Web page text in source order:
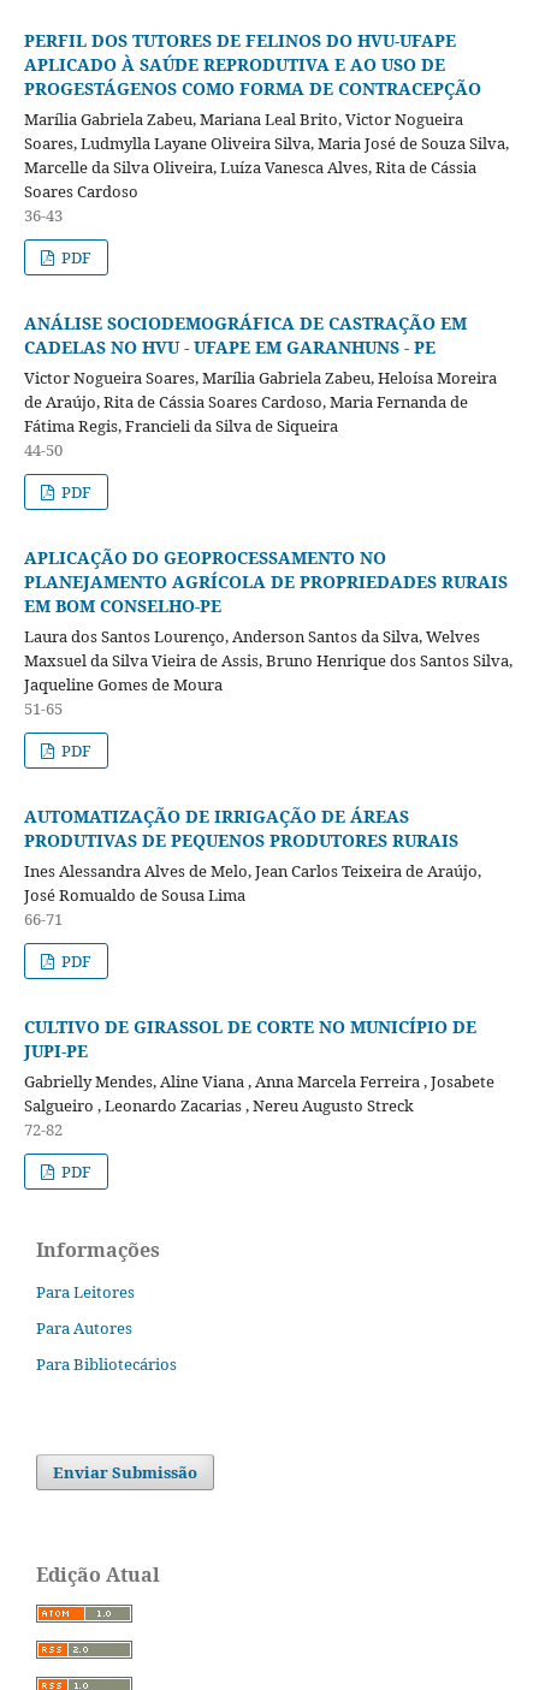
PERFIL DOS TUTORES DE FELINOS DO HVU-UFAPE
APLICADO À SAÚDE REPRODUTIVA E AO USO DE
PROGESTÁGENOS COMO FORMA DE CONTRACEPÇÃO
Marília Gabriela Zabeu, Mariana Leal Brito, Victor Nogueira
Soares, Ludmylla Layane Oliveira Silva, Maria José de Souza Silva,
Marcelle da Silva Oliveira, Luíza Vanesca Alves, Rita de Cássia
Soares Cardoso
36-43
PDF
ANÁLISE SOCIODEMOGRÁFICA DE CASTRAÇÃO EM
CADELAS NO HVU - UFAPE EM GARANHUNS - PE
Victor Nogueira Soares, Marília Gabriela Zabeu, Heloísa Moreira
de Araújo, Rita de Cássia Soares Cardoso, Maria Fernanda de
Fátima Regis, Francieli da Silva de Siqueira
44-50
PDF
APLICAÇÃO DO GEOPROCESSAMENTO NO
PLANEJAMENTO AGRÍCOLA DE PROPRIEDADES RURAIS
EM BOM CONSELHO-PE
Laura dos Santos Lourenço, Anderson Santos da Silva, Welves
Maxsuel da Silva Vieira de Assis, Bruno Henrique dos Santos Silva,
Jaqueline Gomes de Moura
51-65
PDF
AUTOMATIZAÇÃO DE IRRIGAÇÃO DE ÁREAS
PRODUTIVAS DE PEQUENOS PRODUTORES RURAIS
Ines Alessandra Alves de Melo, Jean Carlos Teixeira de Araújo,
José Romualdo de Sousa Lima
66-71
PDF
CULTIVO DE GIRASSOL DE CORTE NO MUNICÍPIO DE
JUPI-PE
Gabrielly Mendes, Aline Viana , Anna Marcela Ferreira , Josabete
Salgueiro , Leonardo Zacarias , Nereu Augusto Streck
72-82
PDF
Informações
Para Leitores
Para Autores
Para Bibliotecários
Enviar Submissão
Edição Atual